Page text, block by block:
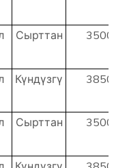
Сырттан 35000
Күндүзгү 38500
Сырттан 35000